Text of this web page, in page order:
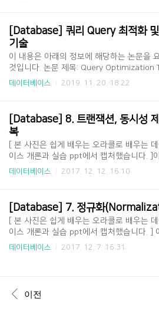
란 DBMS가 다수의 사용자 사이에서 동시에
는 다중 트랜잭션의 상호간섭 작용에서
를 보호하는 것을 의미한다. 일반적으로 동시
허용하면 일관성이 낮아지게 되며 이를 그래
타내면 아래와 같다. 다수 사용자의 동시 접
해 DBMS는 동시성 제어를 할 수 있도록
이렇게 동시성을 ..
[Database] 쿼리 Query 최적화
기술
이 내용은 아래의 정보에 해당하는 논문을
것입니다. 논문 제목: Query Optimization
ques - Tips For Writing Efficient And
NTIFIC & TECHNOLOGY RESEARCH 볼륨
VOLUME 4, ISSUE 10, 5 출판년도: 2015
Optimize Skill(Query 최적화 및 튜닝 기술)
1: Use Column Names Instead of * in a
T Statement ] 테이블에서 몇 개의 컬럼만
하는 경우라면, SELECT *을 ..
데이터베이스 2019. 11. 20. 18:22
[Database] 8. 트랜잭션, 동시성
복
[ 본 사진은 쉽게 배우는 오라클로 배우는 데
이스 개론과 실습 ppt에서 캡처했습니다. ]
에서는 트랜잭션(Transaction), 동시성 제어
잭션 ]트랜잭션: DBMS에서 데이터를 다루
적인 작업의 단위DB에서 데이터를 다룰 때
일어난 경우 데이터를 복구하는 작업의 단
다.DB에서 여러 작업이 동시에 같은 데이터
때가 이 작업을 서로 분리하는 단위가 된다.
데이터베이스 2017. 12. 12. 16:10
[Database] 7. 정규화
[ 본 사진은 쉽게 배우는 오라클로 배우는 데
이스 개론과 실습 ppt에서 캡처했습니다. ]
는 이상현상(Anomly), 함수 종속성
정보까지 연쇄적으로 삭제되는 현상 삽입 이
플 삽입 시 특정 속성에 해당하는 값이 없어
데이터베이스 2017. 12. 7. 16:31
이전